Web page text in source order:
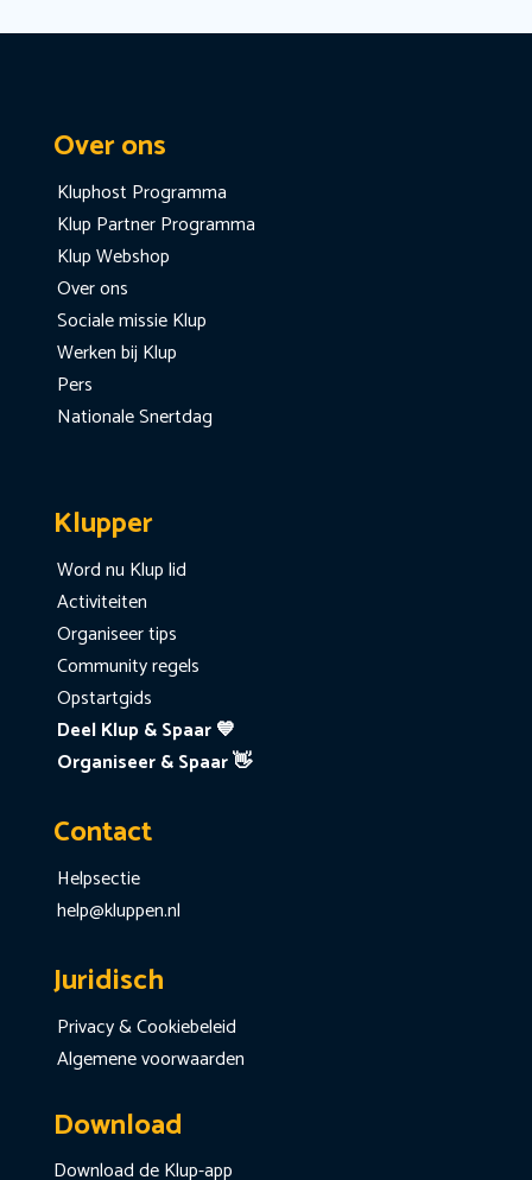
Over ons
Kluphost Programma
Klup Partner Programma
Klup Webshop
Over ons
Sociale missie Klup
Werken bij Klup
Pers
Nationale Snertdag
Klupper
Word nu Klup lid
Activiteiten
Organiseer tips
Community regels
Opstartgids
Deel Klup & Spaar 💙
Organiseer & Spaar 👋
Contact
Helpsectie
help@kluppen.nl
Juridisch
Privacy & Cookiebeleid
Algemene voorwaarden
Download
Download de Klup-app